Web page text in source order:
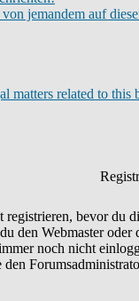
jemandem auf
matters related to this
bevor du
den Webmaster
noch nicht